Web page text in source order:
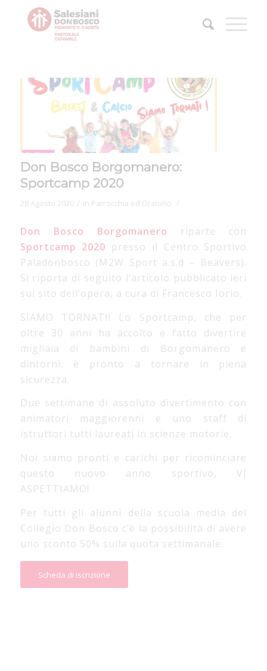
Don Bosco Borgomanero:
Sportcamp 2020
28 Agosto 2020 / in Parrocchia ed Oratorio /
Don Bosco Borgomanero riparte con
Sportcamp 2020 presso il Centro Sportivo
Paladonbosco (M2W Sport a.s.d – Beavers).
Si riporta di seguito l’articolo pubblicato ieri
sul sito dell’opera, a cura di Francesco Iorio.
SIAMO TORNATI! Lo Sportcamp, che per
oltre 30 anni ha accolto e fatto divertire
migliaia di bambini di Borgomanero e
dintorni, è pronto a tornare in piena
sicurezza.
Due settimane di assoluto divertimento con
animatori maggiorenni e uno staff di
istruttori tutti laureati in scienze motorie.
Noi siamo pronti e carichi per ricominciare
questo nuovo anno sportivo, VI
ASPETTIAMO!
Per tutti gli alunni della scuola media del
Collegio Don Bosco c’è la possibilità di avere
uno sconto 50% sulla quota settimanale.
Scheda di iscrizione